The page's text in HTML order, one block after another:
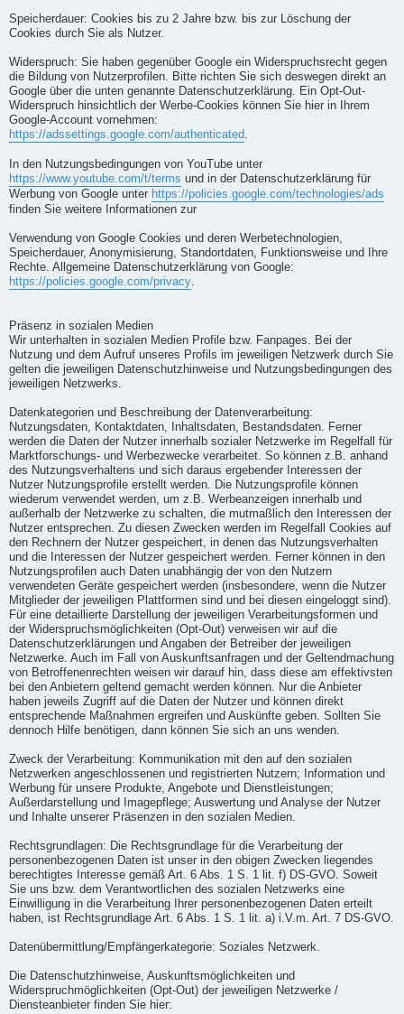
Speicherdauer: Cookies bis zu 2 Jahre bzw. bis zur Löschung der
Cookies durch Sie als Nutzer.
Widerspruch: Sie haben gegenüber Google ein Widerspruchsrecht gegen
die Bildung von Nutzerprofilen. Bitte richten Sie sich deswegen direkt an
Google über die unten genannte Datenschutzerklärung. Ein Opt-Out-
Widerspruch hinsichtlich der Werbe-Cookies können Sie hier in Ihrem
Google-Account vornehmen:
https://adssettings.google.com/authenticated.
In den Nutzungsbedingungen von YouTube unter
https://www.youtube.com/t/terms und in der Datenschutzerklärung für
Werbung von Google unter https://policies.google.com/technologies/ads
finden Sie weitere Informationen zur
Verwendung von Google Cookies und deren Werbetechnologien,
Speicherdauer, Anonymisierung, Standortdaten, Funktionsweise und Ihre
Rechte. Allgemeine Datenschutzerklärung von Google:
https://policies.google.com/privacy.
Präsenz in sozialen Medien
Wir unterhalten in sozialen Medien Profile bzw. Fanpages. Bei der
Nutzung und dem Aufruf unseres Profils im jeweiligen Netzwerk durch Sie
gelten die jeweiligen Datenschutzhinweise und Nutzungsbedingungen des
jeweiligen Netzwerks.
Datenkategorien und Beschreibung der Datenverarbeitung:
Nutzungsdaten, Kontaktdaten, Inhaltsdaten, Bestandsdaten. Ferner
werden die Daten der Nutzer innerhalb sozialer Netzwerke im Regelfall für
Marktforschungs- und Werbezwecke verarbeitet. So können z.B. anhand
des Nutzungsverhaltens und sich daraus ergebender Interessen der
Nutzer Nutzungsprofile erstellt werden. Die Nutzungsprofile können
wiederum verwendet werden, um z.B. Werbeanzeigen innerhalb und
außerhalb der Netzwerke zu schalten, die mutmaßlich den Interessen der
Nutzer entsprechen. Zu diesen Zwecken werden im Regelfall Cookies auf
den Rechnern der Nutzer gespeichert, in denen das Nutzungsverhalten
und die Interessen der Nutzer gespeichert werden. Ferner können in den
Nutzungsprofilen auch Daten unabhängig der von den Nutzern
verwendeten Geräte gespeichert werden (insbesondere, wenn die Nutzer
Mitglieder der jeweiligen Plattformen sind und bei diesen eingeloggt sind).
Für eine detaillierte Darstellung der jeweiligen Verarbeitungsformen und
der Widerspruchsmöglichkeiten (Opt-Out) verweisen wir auf die
Datenschutzerklärungen und Angaben der Betreiber der jeweiligen
Netzwerke. Auch im Fall von Auskunftsanfragen und der Geltendmachung
von Betroffenenrechten weisen wir darauf hin, dass diese am effektivsten
bei den Anbietern geltend gemacht werden können. Nur die Anbieter
haben jeweils Zugriff auf die Daten der Nutzer und können direkt
entsprechende Maßnahmen ergreifen und Auskünfte geben. Sollten Sie
dennoch Hilfe benötigen, dann können Sie sich an uns wenden.
Zweck der Verarbeitung: Kommunikation mit den auf den sozialen
Netzwerken angeschlossenen und registrierten Nutzern; Information und
Werbung für unsere Produkte, Angebote und Dienstleistungen;
Außerdarstellung und Imagepflege; Auswertung und Analyse der Nutzer
und Inhalte unserer Präsenzen in den sozialen Medien.
Rechtsgrundlagen: Die Rechtsgrundlage für die Verarbeitung der
personenbezogenen Daten ist unser in den obigen Zwecken liegendes
berechtigtes Interesse gemäß Art. 6 Abs. 1 S. 1 lit. f) DS-GVO. Soweit
Sie uns bzw. dem Verantwortlichen des sozialen Netzwerks eine
Einwilligung in die Verarbeitung Ihrer personenbezogenen Daten erteilt
haben, ist Rechtsgrundlage Art. 6 Abs. 1 S. 1 lit. a) i.V.m. Art. 7 DS-GVO.
Datenübermittlung/Empfängerkategorie: Soziales Netzwerk.
Die Datenschutzhinweise, Auskunftsmöglichkeiten und
Widerspruchmöglichkeiten (Opt-Out) der jeweiligen Netzwerke /
Diensteanbieter finden Sie hier: